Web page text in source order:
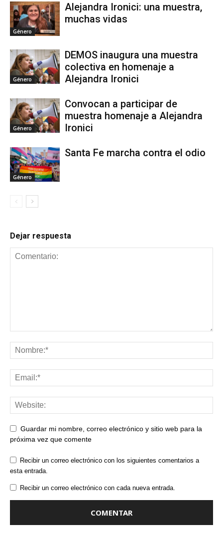
Género
Alejandra Ironici: una muestra,
muchas vidas
Género
DEMOS inaugura una muestra
colectiva en homenaje a
Alejandra Ironici
Género
Convocan a participar de
muestra homenaje a Alejandra
Ironici
Género
Santa Fe marcha contra el odio
Dejar respuesta
Guardar mi nombre, correo electrónico y sitio web para la
próxima vez que comente
Recibir un correo electrónico con los siguientes comentarios a
esta entrada.
Recibir un correo electrónico con cada nueva entrada.